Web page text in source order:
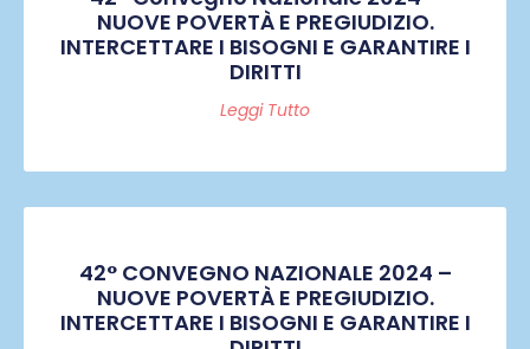
NUOVE POVERTÀ E PREGIUDIZIO.
INTERCETTARE I BISOGNI E GARANTIRE I
DIRITTI
Leggi Tutto
42° CONVEGNO NAZIONALE 2024 –
NUOVE POVERTÀ E PREGIUDIZIO.
INTERCETTARE I BISOGNI E GARANTIRE I